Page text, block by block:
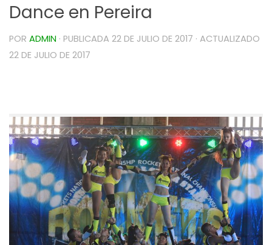
Dance en Pereira
POR ADMIN · PUBLICADA 22 DE JULIO DE 2017 · ACTUALIZADO
22 DE JULIO DE 2017